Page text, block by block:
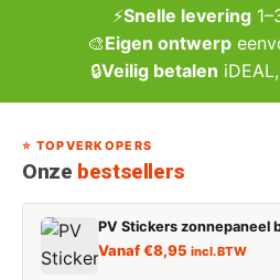
⚡Snelle levering
🎨Eigen ontwerp
🔒Veilig betalen
⭐ TOPVERKOPERS
Onze bestsellers
PV Stickers zonnepaneel
Vanaf€8,95 incl. BTW